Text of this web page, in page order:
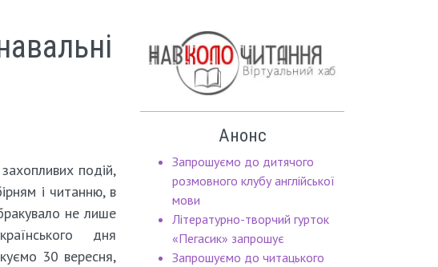
подій,
і читанню, в
не лише
дня
30 вересня,
Анонс
Запрошуємо до дитячого
розмовного клубу англійської
мови
Літературно-творчий гурток
«Пегасик» запрошує
Запрошуємо до читацького